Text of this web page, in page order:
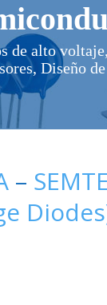
de alto
Diseño
–